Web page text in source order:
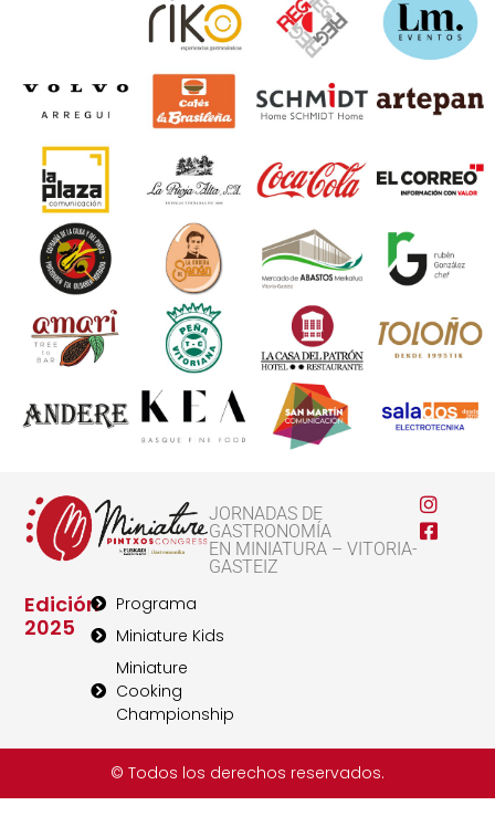
JORNADAS DE
GASTRONOMÍA
EN MINIATURA – VITORIA-
GASTEIZ
Edición
2025
Programa
Miniature Kids
Miniature
Cooking
Championship
© Todos los derechos reservados.